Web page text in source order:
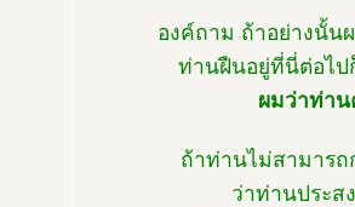
องค์ถาม ถ้าอย่างนั้น
ท่านฝืนอยู่ที่นี่ต่อไป
ผมว่าท่าน
ถ้าท่านไม่สามารถ
ว่าท่านประส